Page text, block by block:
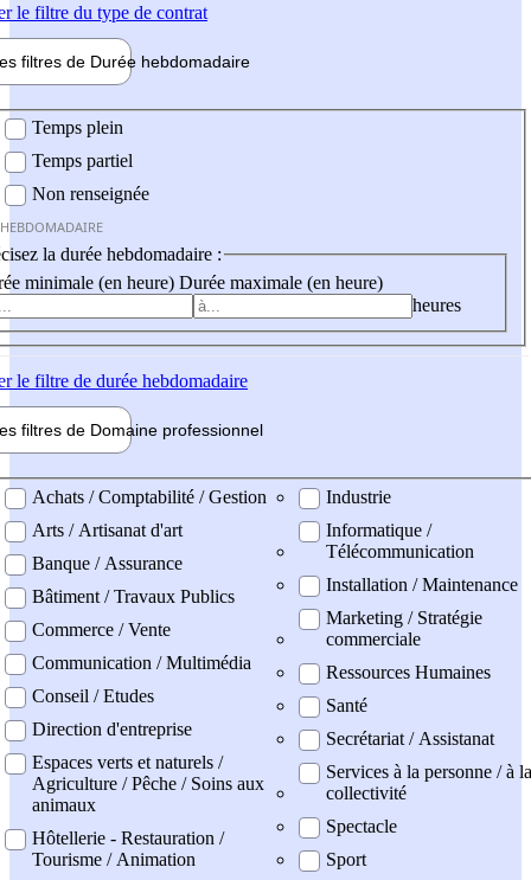
le filtre du type de contrat
filtres de Durée hebdomadaire
Temps plein
Temps partiel
Non renseignée
la durée hebdomadaire :
minimale (en heure) Durée maximale (en heure)
heures
le filtre de durée hebdomadaire
filtres de Domaine professionnel
professionel
Achats / Comptabilité / Gestion
Arts / Artisanat d'art
Banque / Assurance
Bâtiment / Travaux Publics
Commerce / Vente
Communication / Multimédia
Conseil / Etudes
Direction d'entreprise
Espaces verts et naturels /
Agriculture / Pêche / Soins aux
animaux
Hôtellerie - Restauration /
Tourisme / Animation
Industrie
Informatique /
Télécommunication
Installation / Maintenance
Marketing / Stratégie
commerciale
Ressources Humaines
Santé
Secrétariat / Assistanat
Services à la personne / à la
collectivité
Spectacle
Sport